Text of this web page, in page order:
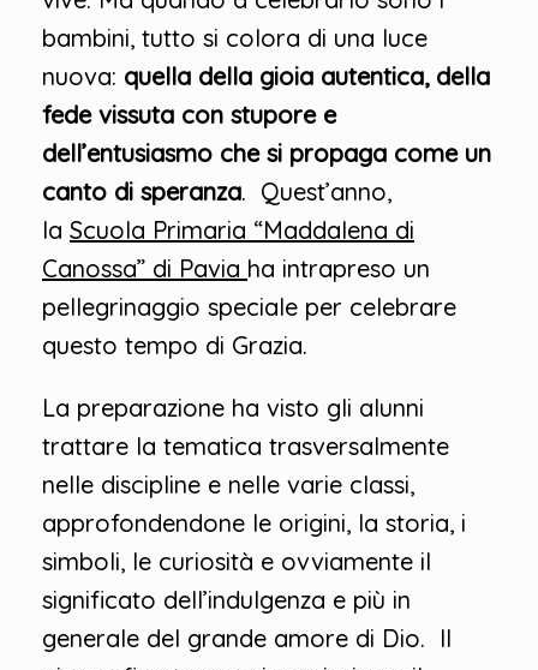
bambini, tutto si colora di una luce
nuova: quella della gioia autentica, della
fede vissuta con stupore e
dell’entusiasmo che si propaga come un
canto di speranza. Quest’anno,
la Scuola Primaria “Maddalena di
Canossa” di Pavia ha intrapreso un
pellegrinaggio speciale per celebrare
questo tempo di Grazia.
La preparazione ha visto gli alunni
trattare la tematica trasversalmente
nelle discipline e nelle varie classi,
approfondendone le origini, la storia, i
simboli, le curiosità e ovviamente il
significato dell’indulgenza e più in
generale del grande amore di Dio. Il